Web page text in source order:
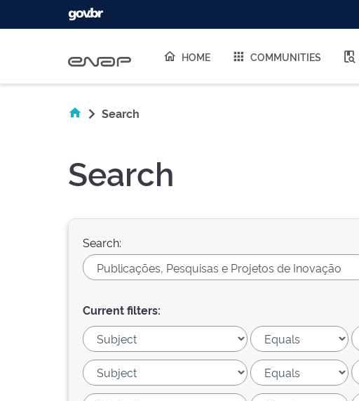
HOME COMMUNITIES
Search
Search
Search:
Current filters: